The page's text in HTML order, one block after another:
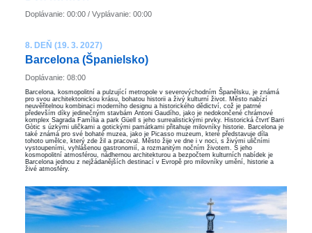
Doplávanie: 00:00 / Vyplávanie: 00:00
8. DEŇ (19. 3. 2027)
Barcelona ​​(Španielsko)
Doplávanie: 08:00
Barcelona, kosmopolitní a pulzující metropole v severovýchodním Španělsku, je známá
pro svou architektonickou krásu, bohatou historii a živý kulturní život. Město nabízí
neuvěřitelnou kombinaci moderního designu a historického dědictví, což je patrné
především díky jedinečným stavbám Antoni Gaudího, jako je nedokončené chrámové
komplex Sagrada Família a park Güell s jeho surrealistickými prvky. Historická čtvrť Barri
Gòtic s úzkými uličkami a gotickými památkami přitahuje milovníky historie. Barcelona je
také známá pro své bohaté muzea, jako je Picasso muzeum, které představuje díla
tohoto umělce, který zde žil a pracoval. Město žije ve dne i v noci, s živými uličními
vystoupeními, vyhlášenou gastronomií, a rozmanitým nočním životem. S jeho
kosmopolitní atmosférou, nádhernou architekturou a bezpočtem kulturních nabídek je
Barcelona jednou z nejžádanějších destinací v Evropě pro milovníky umění, historie a
živé atmosféry.